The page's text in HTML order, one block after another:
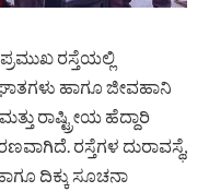
ರಸ್ತೆಯಲ್ಲಿ
ಹಾಗೂ ಜೀವಹಾನಿ
ರಾಷ್ಟ್ರೀಯ ಹೆದ್ದಾರಿ
ರಸ್ತೆಗಳ ದುರಾವಸ್ಥೆ,
ದಿಕ್ಕು ಸೂಚನಾ